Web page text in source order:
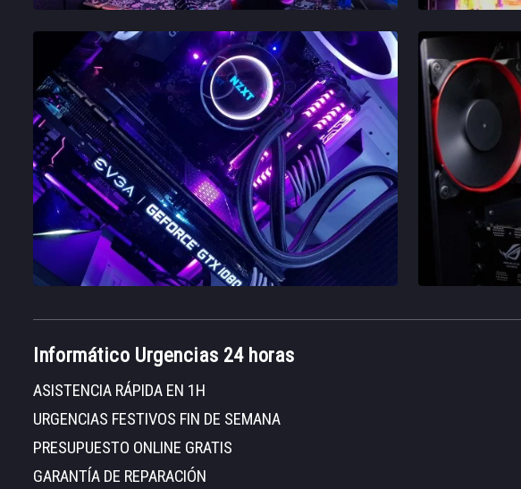
Informático Urgencias 24 horas
ASISTENCIA RÁPIDA EN 1H
URGENCIAS FESTIVOS FIN DE SEMANA
PRESUPUESTO ONLINE GRATIS
GARANTÍA DE REPARACIÓN